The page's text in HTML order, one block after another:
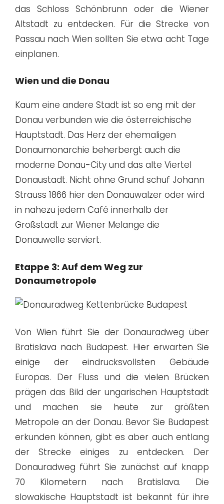
das Schloss Schönbrunn oder die Wiener
Altstadt zu entdecken. Für die Strecke von
Passau nach Wien sollten Sie etwa acht Tage
einplanen.
Wien und die Donau
Kaum eine andere Stadt ist so eng mit der
Donau verbunden wie die österreichische
Hauptstadt. Das Herz der ehemaligen
Donaumonarchie beherbergt auch die
moderne Donau-City und das alte Viertel
Donaustadt. Nicht ohne Grund schuf Johann
Strauss 1866 hier den Donauwalzer oder wird
in nahezu jedem Café innerhalb der
Großstadt zur Wiener Melange die
Donauwelle serviert.
Etappe 3: Auf dem Weg zur
Donaumetropole
Von Wien führt Sie der Donauradweg über
Bratislava nach Budapest. Hier erwarten Sie
einige der eindrucksvollsten Gebäude
Europas. Der Fluss und die vielen Brücken
prägen das Bild der ungarischen Hauptstadt
und machen sie heute zur größten
Metropole an der Donau. Bevor Sie Budapest
erkunden können, gibt es aber auch entlang
der Strecke einiges zu entdecken. Der
Donauradweg führt Sie zunächst auf knapp
70 Kilometern nach Bratislava. Die
slowakische Hauptstadt ist bekannt für ihre